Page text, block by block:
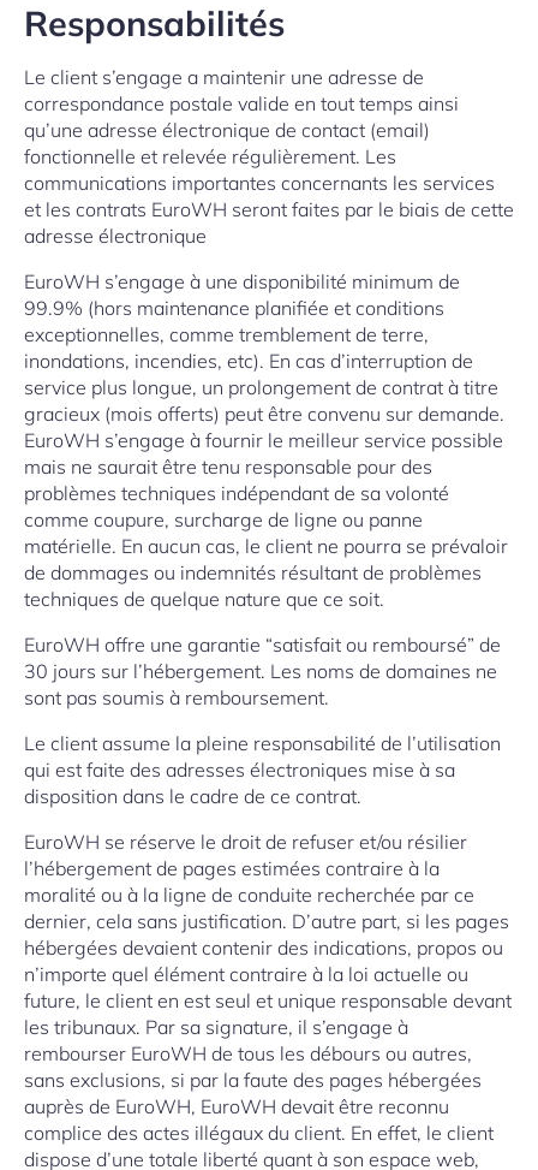
Responsabilités
Le client s’engage a maintenir une adresse de
correspondance postale valide en tout temps ainsi
qu’une adresse électronique de contact (email)
fonctionnelle et relevée régulièrement. Les
communications importantes concernants les services
et les contrats EuroWH seront faites par le biais de cette
adresse électronique
EuroWH s’engage à une disponibilité minimum de
99.9% (hors maintenance planifiée et conditions
exceptionnelles, comme tremblement de terre,
inondations, incendies, etc). En cas d’interruption de
service plus longue, un prolongement de contrat à titre
gracieux (mois offerts) peut être convenu sur demande.
EuroWH s’engage à fournir le meilleur service possible
mais ne saurait être tenu responsable pour des
problèmes techniques indépendant de sa volonté
comme coupure, surcharge de ligne ou panne
matérielle. En aucun cas, le client ne pourra se prévaloir
de dommages ou indemnités résultant de problèmes
techniques de quelque nature que ce soit.
EuroWH offre une garantie “satisfait ou remboursé” de
30 jours sur l’hébergement. Les noms de domaines ne
sont pas soumis à remboursement.
Le client assume la pleine responsabilité de l’utilisation
qui est faite des adresses électroniques mise à sa
disposition dans le cadre de ce contrat.
EuroWH se réserve le droit de refuser et/ou résilier
l’hébergement de pages estimées contraire à la
moralité ou à la ligne de conduite recherchée par ce
dernier, cela sans justification. D’autre part, si les pages
hébergées devaient contenir des indications, propos ou
n’importe quel élément contraire à la loi actuelle ou
future, le client en est seul et unique responsable devant
les tribunaux. Par sa signature, il s’engage à
rembourser EuroWH de tous les débours ou autres,
sans exclusions, si par la faute des pages hébergées
auprès de EuroWH, EuroWH devait être reconnu
complice des actes illégaux du client. En effet, le client
dispose d’une totale liberté quant à son espace web,